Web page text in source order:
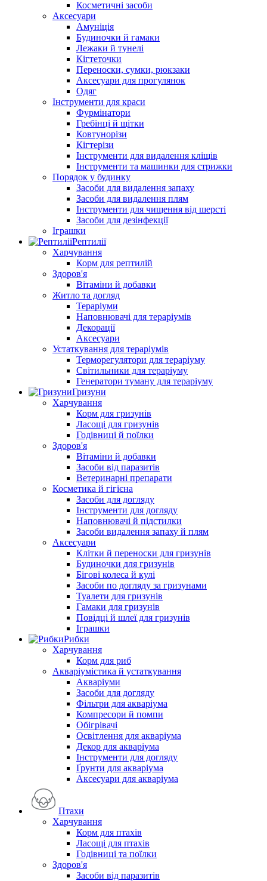
Косметичні засоби
Аксесуари
Амуніція
Будиночки й гамаки
Лежаки й тунелі
Кігтеточки
Переноски, сумки, рюкзаки
Аксесуари для прогулянок
Одяг
Інструменти для краси
Фурмінатори
Гребінці й щітки
Ковтунорізи
Кігтерізи
Інструменти для видалення кліщів
Інструменти та машинки для стрижки
Порядок у будинку
Засоби для видалення запаху
Засоби для видалення плям
Інструменти для чищення від шерсті
Засоби для дезінфекції
Іграшки
Рептилії
Харчування
Корм для рептилій
Здоров'я
Вітаміни й добавки
Житло та догляд
Тераріуми
Наповнювачі для тераріумів
Декорації
Аксесуари
Устаткування для тераріумів
Терморегулятори для тераріуму
Світильники для тераріуму
Генератори туману для тераріуму
Гризуни
Харчування
Корм для гризунів
Ласощі для гризунів
Годівниці й поїлки
Здоров'я
Вітаміни й добавки
Засоби від паразитів
Ветеринарні препарати
Косметика й гігієна
Засоби для догляду
Інструменти для догляду
Наповнювачі й підстилки
Засоби видалення запаху й плям
Аксесуари
Клітки й переноски для гризунів
Будиночки для гризунів
Бігові колеса й кулі
Засоби по догляду за гризунами
Туалети для гризунів
Гамаки для гризунів
Повідці й шлеї для гризунів
Іграшки
Рибки
Харчування
Корм для риб
Акваріумістика й устаткування
Акваріуми
Засоби для догляду
Фільтри для акваріума
Компресори й помпи
Обігрівачі
Освітлення для акваріума
Декор для акваріума
Інструменти для догляду
Ґрунти для акваріума
Аксесуари для акваріума
Птахи
Харчування
Корм для птахів
Ласощі для птахів
Годівниці та поїлки
Здоров'я
Засоби від паразитів